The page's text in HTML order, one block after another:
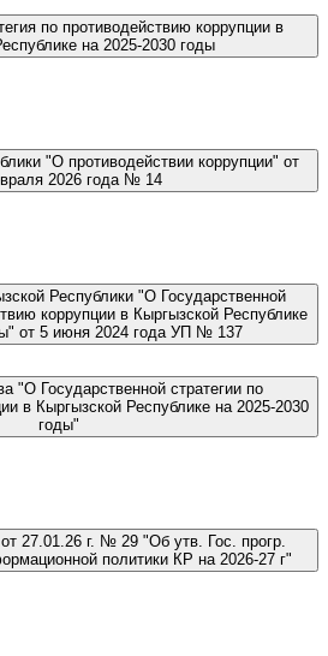
в
Кыргызской Республике на 2025-2030 годы
"О противодействии коррупции" от
2026 года № 14
Республики "О Государственной
коррупции в Кыргызской Республике
от 5 июня 2024 года УП № 137
"О Государственной стратегии по
в Кыргызской Республике на 2025-2030
годы"
27.01.26 г. № 29 "Об утв. Гос. прогр.
политики КР на 2026-27 г"